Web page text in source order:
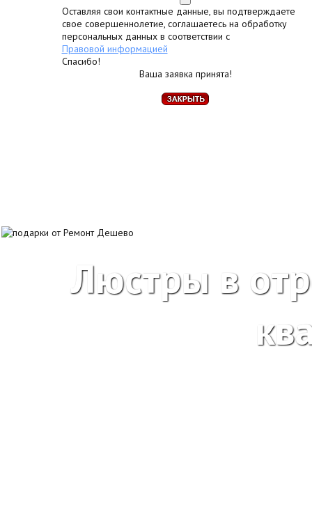
Оставляя свои контактные данные, вы подтверждаете
свое совершеннолетие, соглашаетесь на обработку
персональных данных в соответствии с
Правовой информацией
Спасибо!
Ваша заявка принята!
Люстры в